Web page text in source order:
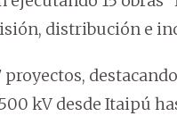
distribución e
kV desde Itaipú